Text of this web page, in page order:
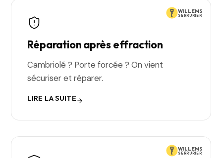
WILLEMS
SERRURIER
Réparation après effraction
Cambriolé ? Porte forcée ? On vient
sécuriser et réparer.
LIRE LA SUITE
WILLEMS
SERRURIER